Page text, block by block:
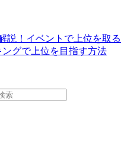
説！イベントで上位を取
ングで上位を目指す方法